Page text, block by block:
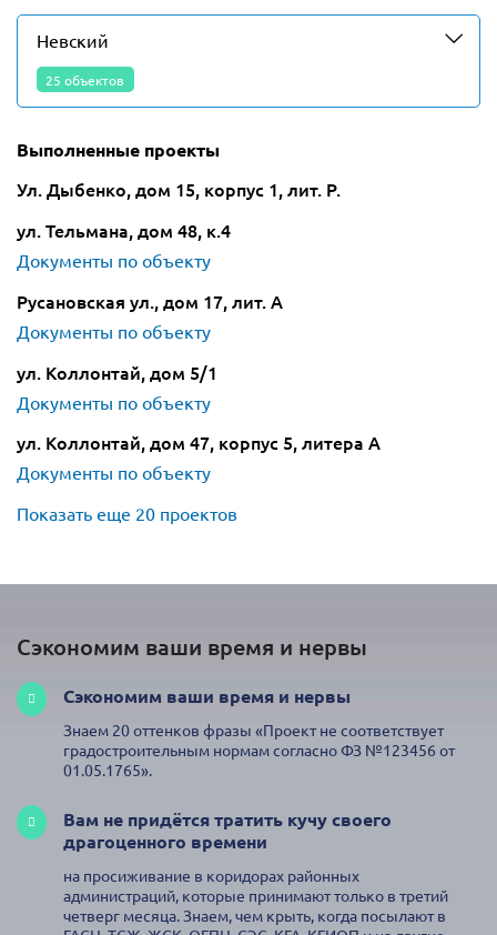
Невский
25 объектов
Выполненные проекты
Ул. Дыбенко, дом 15, корпус 1, лит. Р.
ул. Тельмана, дом 48, к.4
Документы по объекту
Русановская ул., дом 17, лит. А
Документы по объекту
ул. Коллонтай, дом 5/1
Документы по объекту
ул. Коллонтай, дом 47, корпус 5, литера А
Документы по объекту
Показать еще 20 проектов
Сэкономим ваши время и нервы
Сэкономим ваши время и нервы
Знаем 20 оттенков фразы «Проект не соответствует
градостроительным нормам согласно ФЗ №123456 от
01.05.1765».
Вам не придётся тратить кучу своего
драгоценного времени
на просиживание в коридорах районных
администраций, которые принимают только в третий
четверг месяца. Знаем, чем крыть, когда посылают в